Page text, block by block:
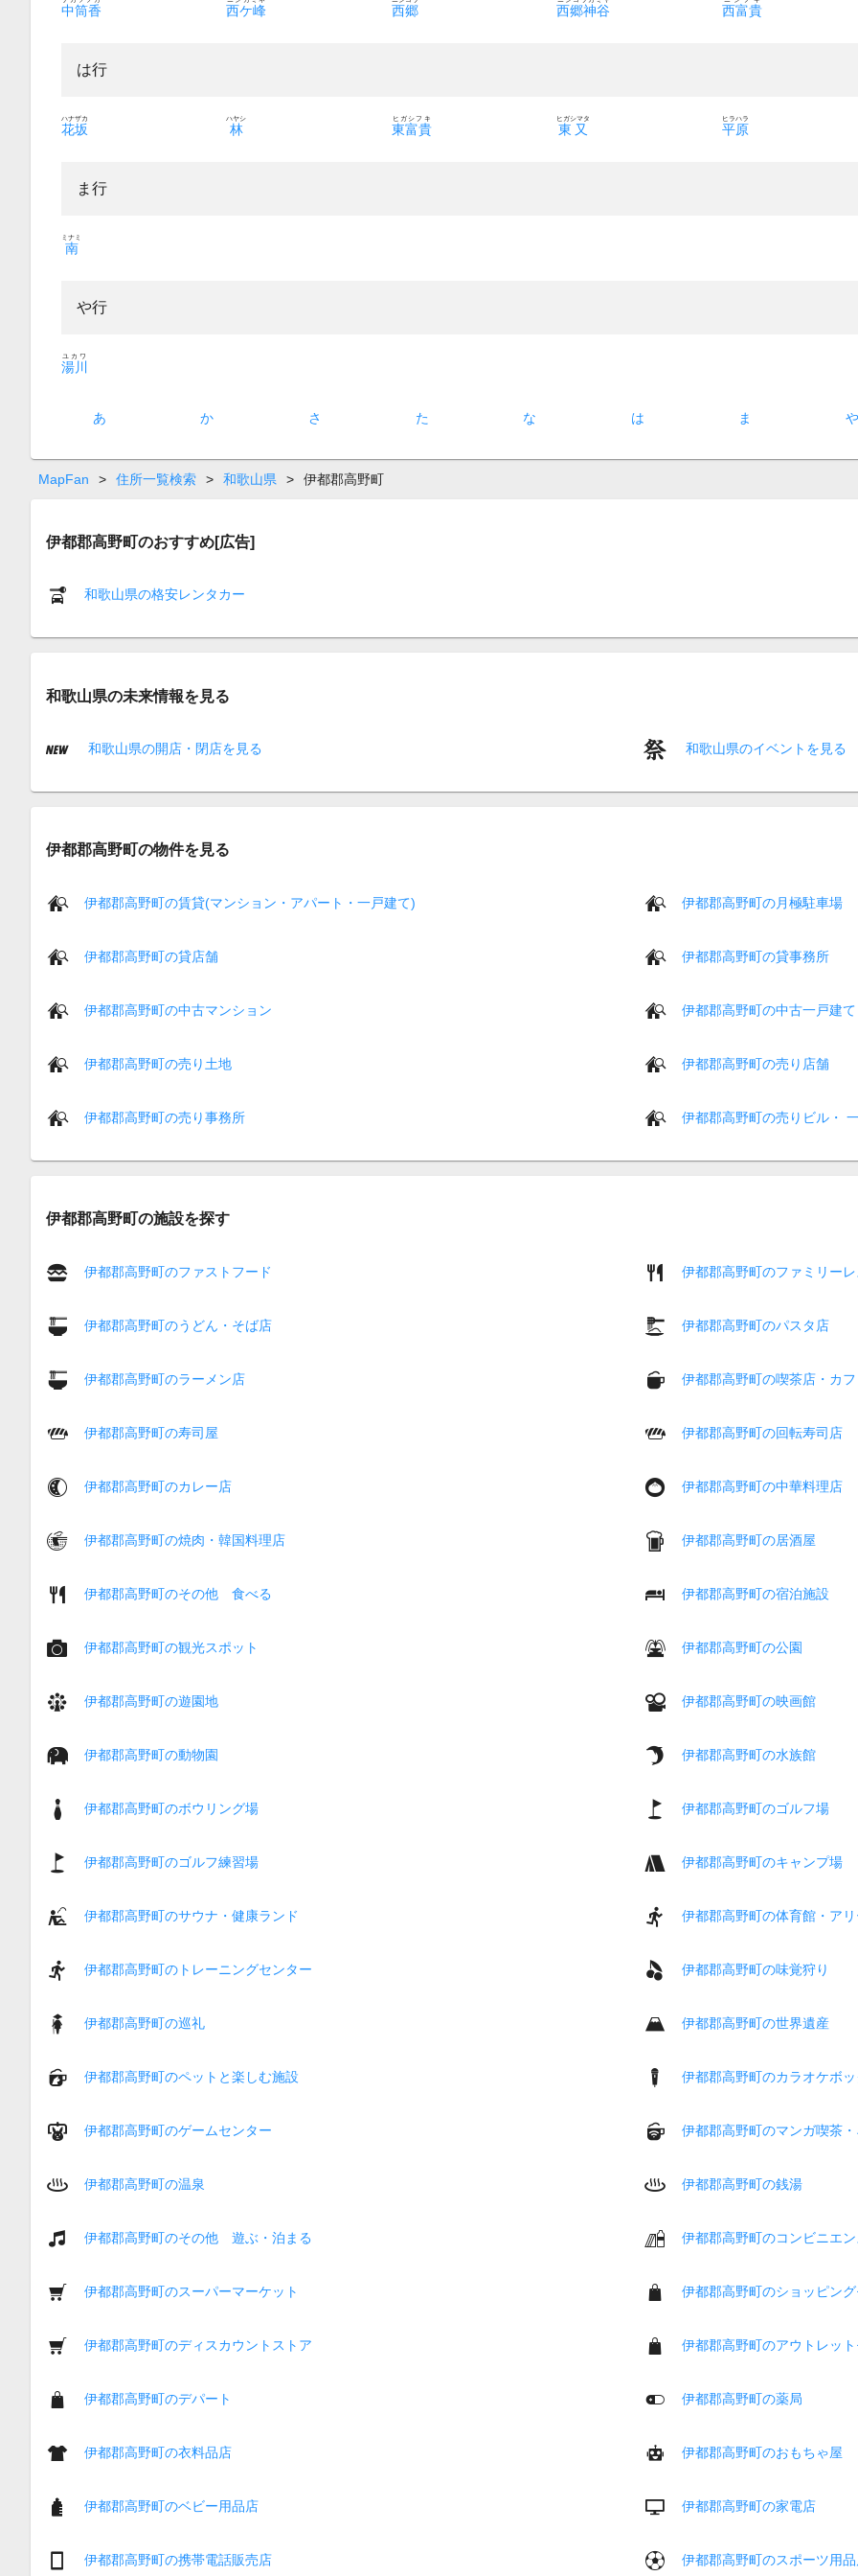
中筒香 西ケ峰 西郷 西郷神谷 西富貴
は行
花坂
ハナザカ
林
ハヤシ
東富貴
ヒガシフキ
東又
ヒガシマタ
平原
ヒラハラ
ま行
南
ミナミ
や行
湯川
ユカワ
あ か さ た な は ま
MapFan > 住所一覧検索 > 和歌山県 > 伊都郡高野町
伊都郡高野町のおすすめ[広告]
和歌山県の格安レンタカー
和歌山県の未来情報を見る
和歌山県の開店・閉店を見る 和歌山県のイベントを見る
伊都郡高野町の物件を見る
伊都郡高野町の賃貸(マンション・アパート・一戸建て) 伊都郡高野町の月極駐車場
伊都郡高野町の貸店舗 伊都郡高野町の貸事務所
伊都郡高野町の中古マンション 伊都郡高野町の中古一戸建て
伊都郡高野町の売り土地 伊都郡高野町の売り店舗
伊都郡高野町の売り事務所 伊都郡高野町の売りビル・
伊都郡高野町の施設を探す
伊都郡高野町のファストフード 伊都郡高野町のファミリー
伊都郡高野町のうどん・そば店 伊都郡高野町のパスタ店
伊都郡高野町のラーメン店 伊都郡高野町の喫茶店・カ
伊都郡高野町の寿司屋 伊都郡高野町の回転寿司店
伊都郡高野町のカレー店 伊都郡高野町の中華料理店
伊都郡高野町の焼肉・韓国料理店 伊都郡高野町の居酒屋
伊都郡高野町のその他 食べる 伊都郡高野町の宿泊施設
伊都郡高野町の観光スポット 伊都郡高野町の公園
伊都郡高野町の遊園地 伊都郡高野町の映画館
伊都郡高野町の動物園 伊都郡高野町の水族館
伊都郡高野町のボウリング場 伊都郡高野町のゴルフ場
伊都郡高野町のゴルフ練習場 伊都郡高野町のキャンプ場
伊都郡高野町のサウナ・健康ランド 伊都郡高野町の体育館・ア
伊都郡高野町のトレーニングセンター 伊都郡高野町の味覚狩り
伊都郡高野町の巡礼 伊都郡高野町の世界遺産
伊都郡高野町のペットと楽しむ施設 伊都郡高野町のカラオケボ
伊都郡高野町のゲームセンター 伊都郡高野町のマンガ喫茶
伊都郡高野町の温泉 伊都郡高野町の銭湯
伊都郡高野町のその他 遊ぶ・泊まる 伊都郡高野町のコンビニエ
伊都郡高野町のスーパーマーケット 伊都郡高野町のショッピン
伊都郡高野町のディスカウントストア 伊都郡高野町のアウトレッ
伊都郡高野町のデパート 伊都郡高野町の薬局
伊都郡高野町の衣料品店 伊都郡高野町のおもちゃ屋
伊都郡高野町のベビー用品店 伊都郡高野町の家電店
伊都郡高野町の携帯電話販売店 伊都郡高野町のスポーツ用